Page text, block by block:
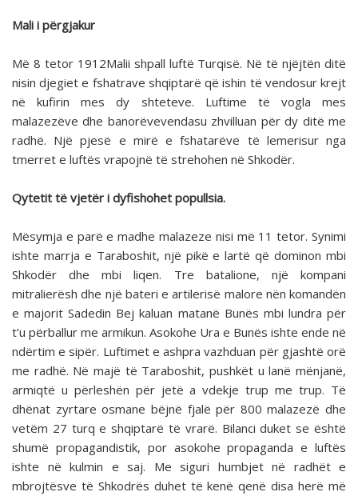
Mali i përgjakur
Më 8 tetor 1912Malii shpall luftë Turqisë. Në të njëjtën ditë
nisin djegiet e fshatrave shqiptarë që ishin të vendosur krejt
në kufirin mes dy shteteve. Luftime të vogla mes
malazezëve dhe banorëvevendasu zhvilluan për dy ditë me
radhë. Një pjesë e mirë e fshatarëve të lemerisur nga
tmerret e luftës vrapojnë të strehohen në Shkodër.
Qytetit të vjetër i dyfishohet popullsia.
Mësymja e parë e madhe malazeze nisi më 11 tetor. Synimi
ishte marrja e Taraboshit, një pikë e lartë që dominon mbi
Shkodër dhe mbi liqen. Tre batalione, një kompani
mitralierësh dhe një bateri e artilerisë malore nën komandën
e majorit Sadedin Bej kaluan matanë Bunës mbi lundra për
t’u përballur me armikun. Asokohe Ura e Bunës ishte ende në
ndërtim e sipër. Luftimet e ashpra vazhduan për gjashtë orë
me radhë. Në majë të Taraboshit, pushkët u lanë mënjanë,
armiqtë u përleshën për jetë a vdekje trup me trup. Të
dhënat zyrtare osmane bëjnë fjalë për 800 malazezë dhe
vetëm 27 turq e shqiptarë të vrarë. Bilanci duket se është
shumë propagandistik, por asokohe propaganda e luftës
ishte në kulmin e saj. Me siguri humbjet në radhët e
mbrojtësve të Shkodrës duhet të kenë qenë disa herë më